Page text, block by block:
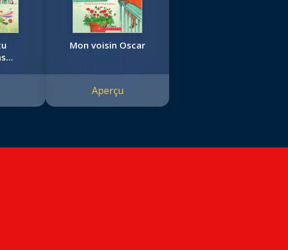
Mon voisin Oscar
Aperçu